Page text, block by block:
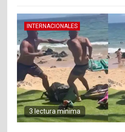
INTERNACIONALES
3 lectura mínima